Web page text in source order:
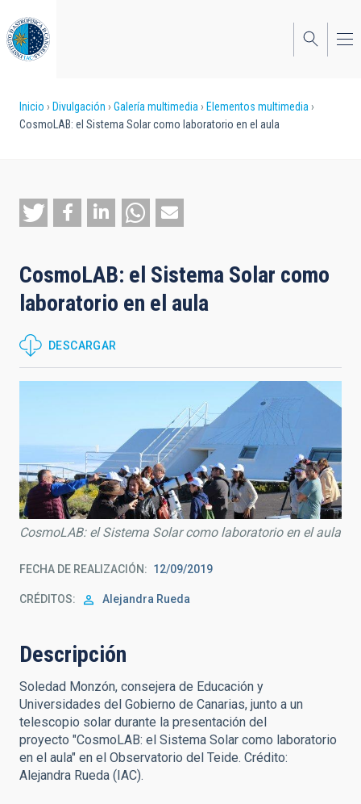
al
contenido
principal
Sobrescribir
ayuda
a
navegación
Inicio Divulgación Galería multimedia
Elementos multimedia
CosmoLAB: el Sistema Solar como laboratorio en el aula
CosmoLAB: el Sistema Solar como
laboratorio en el aula
DESCARGAR
CosmoLAB: el Sistema Solar como laboratorio en el aula
FECHA DE REALIZACIÓN 12/09/2019
CRÉDITOS Alejandra Rueda
Descripción
Soledad Monzón, consejera de Educación y
Universidades del Gobierno de Canarias, junto a un
telescopio solar durante la presentación del
proyecto "CosmoLAB: el Sistema Solar como laboratorio
en el aula" en el Observatorio del Teide. Crédito:
Alejandra Rueda (IAC).